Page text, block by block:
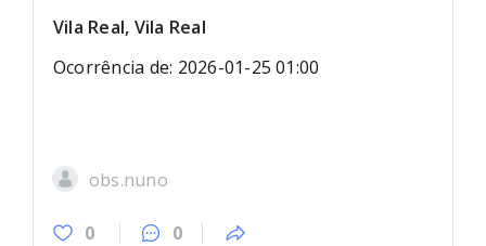
Vila Real, Vila Real
Ocorrência de: 2026-01-25 01:00
obs.nuno
0 0